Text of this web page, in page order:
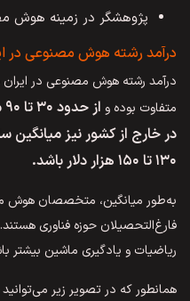
پژوهشگر در زمینه هوش
درآمد رشته هوش مصنوعی در
درآمد رشته هوش مصنوعی در
متفاوت بوده و
در خارج از کشور نیز میانگین
۱۳۰ تا ۱۵۰ هزار دلار باشد.
به‌طور میانگین، متخصصان هوش
فارغ‌التحصیلان حوزه فناوری
ریاضیات و یادگیری ماشین بیشتر
همانطور که در تصویر زیر